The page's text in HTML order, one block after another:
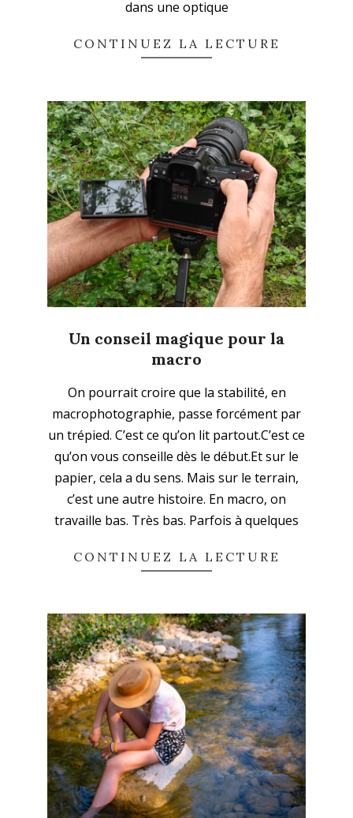
dans une optique
CONTINUEZ LA LECTURE
Un conseil magique pour la
macro
12
On pourrait croire que la stabilité, en
macrophotographie, passe forcément par
un trépied. C’est ce qu’on lit partout.C’est ce
qu’on vous conseille dès le début.Et sur le
papier, cela a du sens. Mais sur le terrain,
c’est une autre histoire. En macro, on
travaille bas. Très bas. Parfois à quelques
CONTINUEZ LA LECTURE
En continuant, vous acceptez la politique de
confidentialité